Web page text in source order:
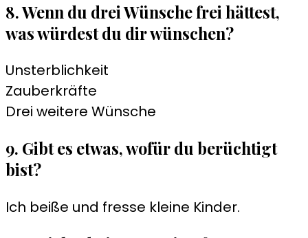
8. Wenn du drei Wünsche frei hättest,
was würdest du dir wünschen?
Unsterblichkeit
Zauberkräfte
Drei weitere Wünsche
9. Gibt es etwas, wofür du berüchtigt
bist?
Ich beiße und fresse kleine Kinder.